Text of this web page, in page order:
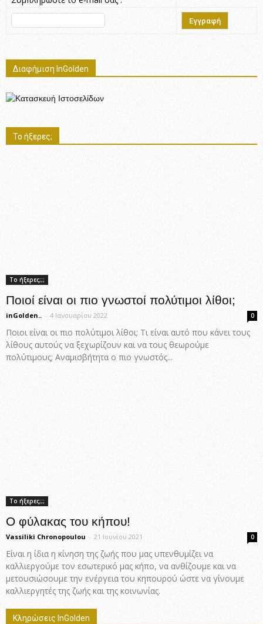
Διαφήμιση InGolden
Το ήξερες;
Το ήξερες;;;
Ποιοί είναι οι πιο γνωστοί πολύτιμοι λίθοι;
inGolden.. - 4 Ιανουαρίου 2022 0
Ποιοι είναι οι πιο πολύτιμοι λίθοι; Τι είναι αυτό που κάνει τους
λίθους αυτούς να ξεχωρίζουν και να τους θεωρούμε
πολύτιμους; Αναμισβήτητα ο πιο γνωστός...
Το ήξερες;;;
Ο φύλακας του κήπου!
Vassiliki Chronopoulou - 21 Ιουνίου 2021 0
Είναι η ίδια η κίνηση της ζωής που μας υπενθυμίζει να
καλλιεργούμε τον εσωτερικό μας κήπο, να ανθίζουμε και να
μετουσιώσουμε την ενέργεια του κηπουρού ώστε να γίνουμε
καλλιεργητές της ζωής και της κοινωνίας.
Κληρώσεις InGolden